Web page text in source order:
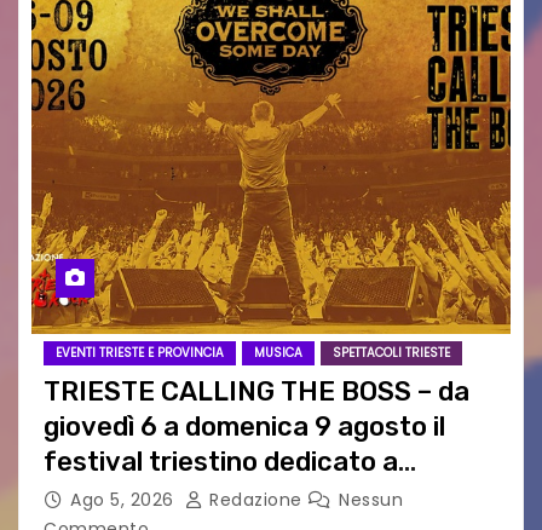
EVENTI TRIESTE E PROVINCIA MUSICA SPETTACOLI TRIESTE
TRIESTE CALLING THE BOSS – da
giovedì 6 a domenica 9 agosto il
festival triestino dedicato a
Springsteen
Ago 5, 2026 Redazione
Nessun